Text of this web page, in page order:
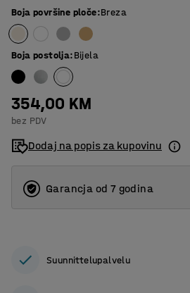
Boja površine ploče:Breza
Boja postolja:Bijela
354,00 KM
bez PDV
Dodaj na popis za kupovinu
Garancja od 7 godina
Suunnittelupalvelu